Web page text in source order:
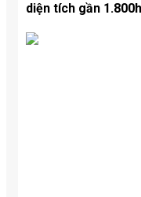
diện tích gần